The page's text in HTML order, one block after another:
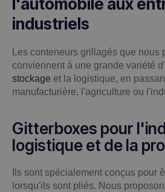
l'automobile aux
industriels
Les conteneurs grillagés que nous
conviennent à une grande variété
stockage et la logistique, en
manufacturière, l'agriculture ou
Gitterboxes pour
logistique et de la
Ils sont spécialement conçus pour
lorsqu'ils sont pliés. Nous